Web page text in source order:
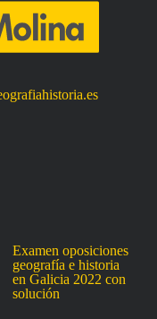
Examen oposiciones
geografía e historia
en Galicia 2022 con
solución